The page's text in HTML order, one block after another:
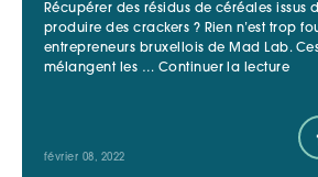
Récupérer des résidus de céréales issus
produire des crackers ? Rien n’est trop
entrepreneurs bruxellois de Mad Lab.
mélangent les … Continuer la lecturede
une
février 08, 2022